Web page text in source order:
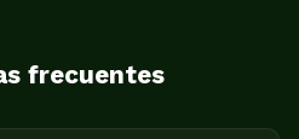
frecuentes